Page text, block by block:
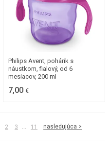
Philips Avent, pohárik s
náustkom, fialový, od 6
mesiacov, 200 ml
7,00 €
2 3 ... 11 nasledujúca >